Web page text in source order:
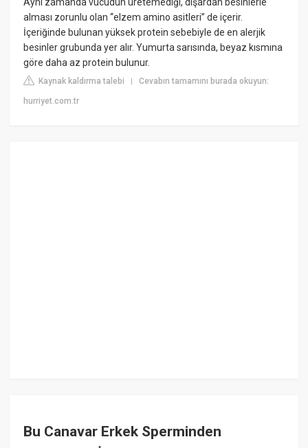
alması zorunlu olan “elzem amino asitleri” de içerir.
İçeriğinde bulunan yüksek protein sebebiyle de en alerjik
besinler grubunda yer alır. Yumurta sarısında, beyaz kısmına
göre daha az protein bulunur.
Kaynak kaldırma talebi |Cevabın tamamını burada okuyun:
hurriyet.com.tr
Bu Canavar Erkek Sperminden